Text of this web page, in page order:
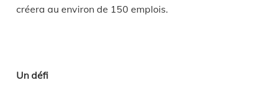
créera au environ de 150 emplois.
Un défi